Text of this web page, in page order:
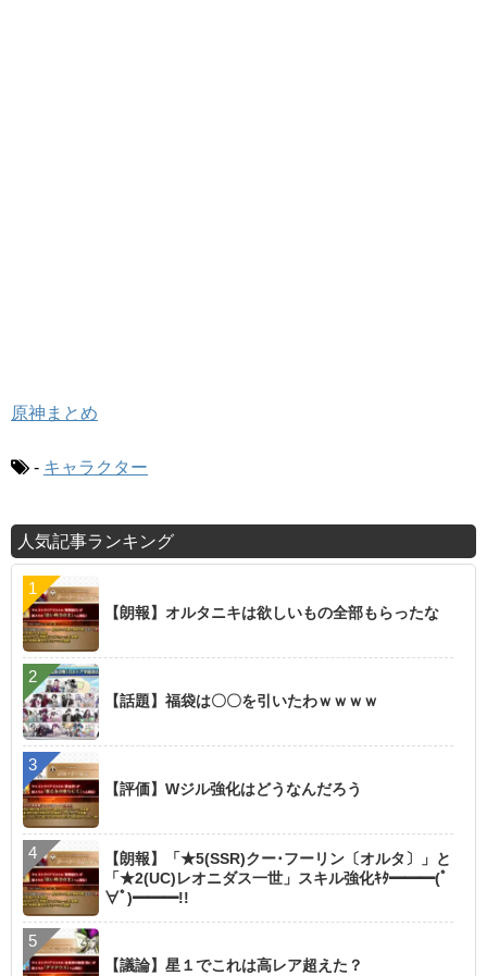
原神まとめ
- キャラクター
人気記事ランキング
【朗報】オルタニキは欲しいもの全部もらったな
【話題】福袋は〇〇を引いたわｗｗｗｗ
【評価】Wジル強化はどうなんだろう
【朗報】「★5(SSR)クー･フーリン〔オルタ〕」と
「★2(UC)レオニダス一世」スキル強化ｷﾀ━━━(ﾟ
∀ﾟ)━━━!!
【議論】星１でこれは高レア超えた？